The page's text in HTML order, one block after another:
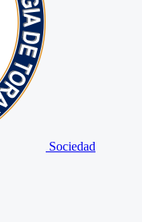
Sociedad